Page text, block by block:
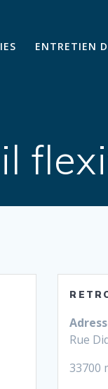
ENTRETIEN
Rue
33700